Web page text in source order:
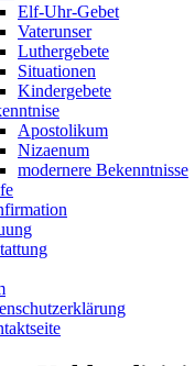
Elf-Uhr-Gebet
Vaterunser
Luthergebete
Situationen
Kindergebete
Apostolikum
Nizaenum
modernere Bekenntnisse